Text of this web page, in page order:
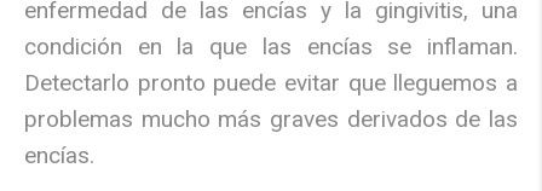
enfermedad de las encías y la gingivitis, una
condición en la que las encías se inflaman.
Detectarlo pronto puede evitar que lleguemos a
problemas mucho más graves derivados de las
encías.